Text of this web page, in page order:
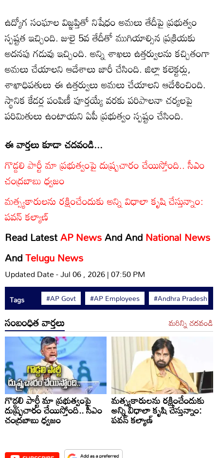
ఉద్యోగ సంఘాల విజ్ఞప్తితో నిషేధం అమలు తేదీపై ప్రభుత్వం
స్పష్టత ఇచ్చింది. జులై 5వ తేదీతో ముగియాల్సిన ప్రక్రియకు
అదనపు గడువు ఇచ్చింది. అన్ని శాఖలు ఉత్తర్వులను కచ్చితంగా
అమలు చేయాలని ఆదేశాలు జారీ చేసింది. జిల్లా కలెక్టర్లు,
శాఖాధిపతులు ఈ ఉత్తర్వులు అమలు చేయాలని ఆదేశించింది.
స్థానిక కేడర్ల పంపిణీ పూర్తయ్యే వరకు పరిపాలనా చర్యలపై
పరిమితులు ఉంటాయని ఏపీ ప్రభుత్వం స్పష్టం చేసింది.
ఈ వార్తలు కూడా చదవండి...
గొడ్డలి పార్టీ మా ప్రభుత్వంపై దుష్ప్రచారం చేయిస్తోంది.. సీఎం
చంద్రబాబు ధ్వజం
మత్స్యకారులను రక్షించేందుకు అన్ని విధాలా కృషి చేస్తున్నాం:
పవన్ కల్యాణ్
Read LatestAP NewsAndAndNational News
AndTelugu News
Updated Date - Jul 06 , 2026 | 07:50 PM
Tags #AP Govt #AP Employees #Andhra Pradesh
సంబంధిత వార్తలు మరిన్ని చదవండి
గొడ్డలి పార్టీ మా ప్రభుత్వంపై
దుష్ప్రచారం చేయిస్తోంది.. సీఎం
చంద్రబాబు ధ్వజం
మత్స్యకారులను రక్షించేందుకు
అన్ని విధాలా కృషి చేస్తున్నాం:
పవన్ కల్యాణ్